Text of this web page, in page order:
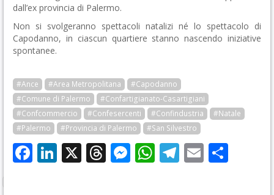
dall’ex provincia di Palermo.
Non si svolgeranno spettacoli natalizi né lo spettacolo di
Capodanno, in ciascun quartiere stanno nascendo iniziative
spontanee.
#Ance #Area Metropolitana
#Capodanno
#Comune di Palermo
#Confartigianato-Casartigiani
#Confcommercio
#Confesercenti #Confindustria
#Natale
#Palermo
#Provincia di Palermo #San Silvestro
Facebook
LinkedIn
X Threads
Messenger
WhatsApp
Telegram
Email